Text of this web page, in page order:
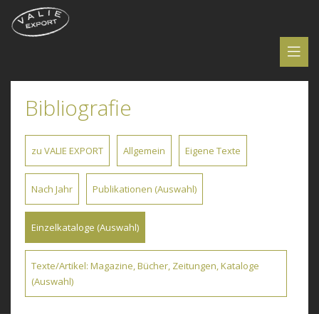
Bibliografie
zu VALIE EXPORT Allgemein Eigene Texte
Nach Jahr Publikationen (Auswahl)
Einzelkataloge (Auswahl)
Texte/Artikel: Magazine, Bücher, Zeitungen, Kataloge
(Auswahl)